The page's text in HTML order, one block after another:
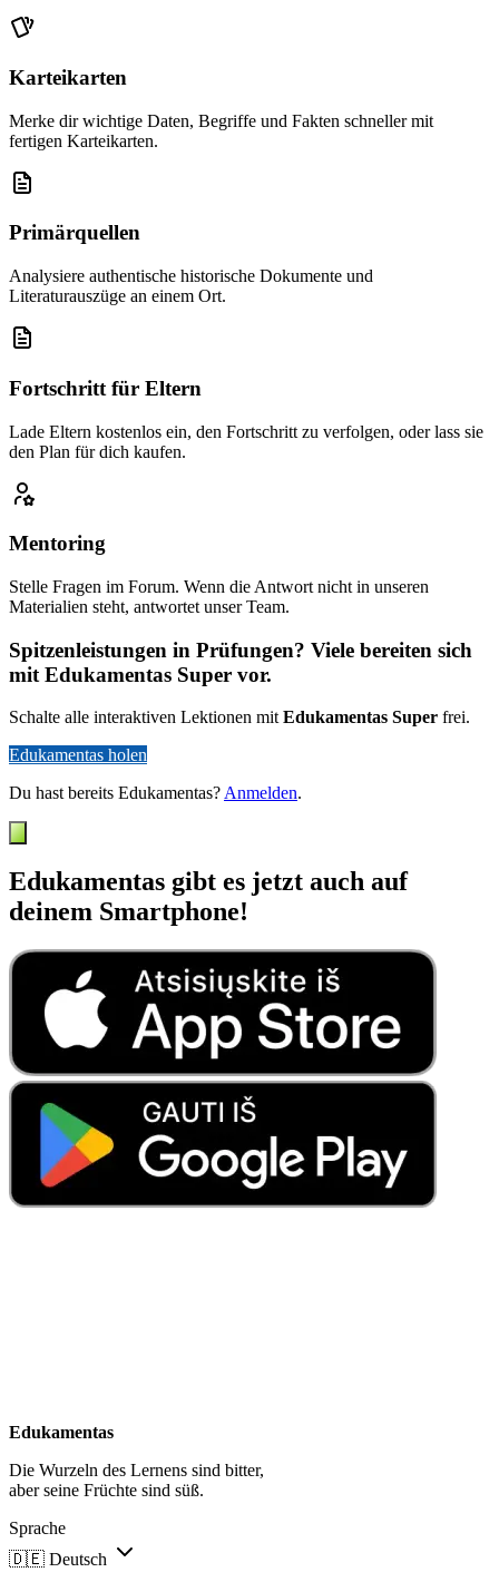
Karteikarten
Merke dir wichtige Daten, Begriffe und Fakten schneller mit
fertigen Karteikarten.
Primärquellen
Analysiere authentische historische Dokumente und
Literaturauszüge an einem Ort.
Fortschritt für Eltern
Lade Eltern kostenlos ein, den Fortschritt zu verfolgen, oder lass sie
den Plan für dich kaufen.
Mentoring
Stelle Fragen im Forum. Wenn die Antwort nicht in unseren
Materialien steht, antwortet unser Team.
Spitzenleistungen in Prüfungen? Viele bereiten sich
mit Edukamentas Super vor.
Schalte alle interaktiven Lektionen mitEdukamentas Super frei.
Edukamentas holen
Du hast bereits Edukamentas?Anmelden.
Edukamentas gibt es jetzt auch auf
deinem Smartphone!
Edukamentas
Die Wurzeln des Lernens sind bitter,
aber seine Früchte sind süß.
Sprache
🇩🇪 Deutsch